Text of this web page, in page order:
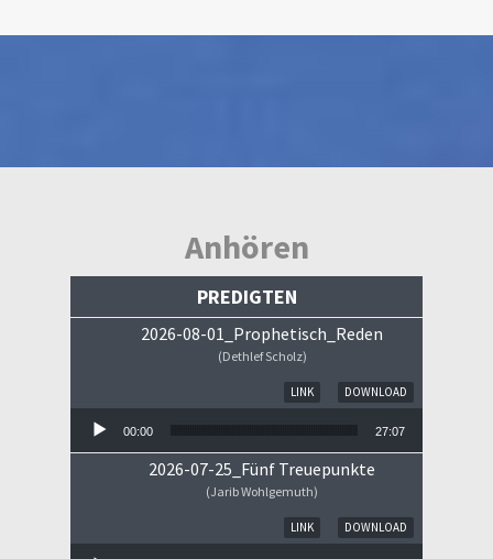
Anhören
PREDIGTEN
2026-08-01_Prophetisch_Reden
(Dethlef Scholz)
DOWNLOAD
LINK
00:00 27:07
2026-07-25_Fünf Treuepunkte
(Jarib Wohlgemuth)
DOWNLOAD
LINK